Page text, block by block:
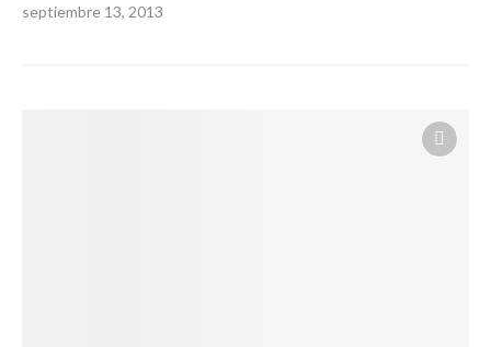
septiembre 13, 2013